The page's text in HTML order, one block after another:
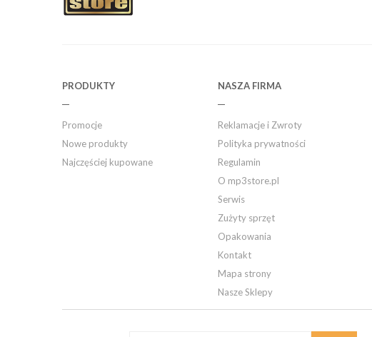
PRODUKTY
Promocje
Nowe produkty
Najczęściej kupowane
NASZA FIRMA
Reklamacje i Zwroty
Polityka prywatności
Regulamin
O mp3store.pl
Serwis
Zużyty sprzęt
Opakowania
Kontakt
Mapa strony
Nasze Sklepy